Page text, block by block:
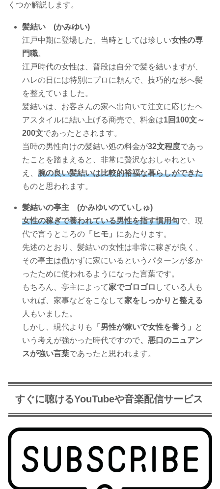
くつか解説します。
髪結い (かみゆい)
江戸中期に登場した、当時としては珍しい女性の専
門職。
江戸時代の女性は、普段は自分で髪を結いますが、
ハレの日には特別にプロに頼んで、技巧的な形へ髪
を整えていました。
髪結いは、お客さんの家へ出向いて注文に応じたヘ
アスタイルに結い上げる商売で、料金は1回100文～
200文であったとされます。
当時の男性向けの髪結い処の料金が32文程度であっ
たことを踏まえると、非常に贅沢なおしゃれとい
え、腕の良い髪結いは比較的裕福な暮らしができた
ものと思われます。
髪結いの亭主 (かみゆいのていしゅ)
女性の稼ぎで養われている男性を指す慣用句で、現
代で言うところの 「ヒモ」 にあたります。
先述のとおり、髪結いの女性は非常に稼ぎが良く、
その亭主は働かずに家にいるというパターンが多か
ったために使われるようになった言葉です。
もちろん、亭主によって家でゴロゴロ している人も
いれば、家事などをこなして家をしっかりと整える
人もいました。
しかし、現代よりも
「男性が稼いで女性を養う」
と
いう考えが強かった時代ですので、悪口のニュアン
スが強い言葉であったと思われます。
すぐに聴けるYouTubeや音楽配信サービス